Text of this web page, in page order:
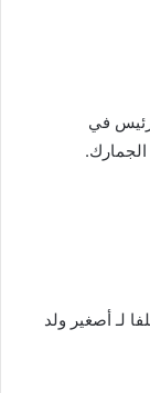
رئيس في
لـ أصغير ولد